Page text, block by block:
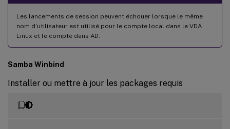
Les lancements de session peuvent échouer lorsque le même
nom d’utilisateur est utilisé pour le compte local dans le VDA
Linux et le compte dans AD.
Samba Winbind
Installer ou mettre à jour les packages requis